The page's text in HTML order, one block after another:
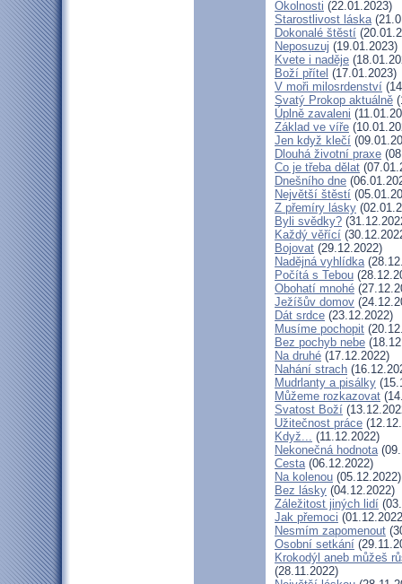
Okolnosti (22.01.2023)
Starostlivost láska
Dokonalé štěstí
Neposuzuj (19.01.2023)
Kvete i naděje
Boží přítel (17.01.2023)
V moři milosrdenství
Svatý Prokop aktuálně
Úplně zavaleni
Základ ve víře
Jen když klečí
Dlouhá životní praxe
Co je třeba dělat
Dnešního dne
Největší štěstí
Z přemíry lásky
Byli svědky?
Každý věřící
Bojovat (29.12.2022)
Nadějná vyhlídka
Počítá s Tebou
Obohatí mnohé
Ježíšův domov
Dát srdce (23.12.2022)
Musíme pochopit
Bez pochyb nebe
Na druhé (17.12.2022)
Nahání strach
Mudrlanty a pisálky
Můžeme rozkazovat
Svatost Boží
Užitečnost práce
Když... (11.12.2022)
Nekonečná hodnota
Cesta(06.12.2022)
Na kolenou (05.12.2022)
Bez lásky (04.12.2022)
Záležitost jiných lidí
Jak přemoci
Nesmím zapomenout
Osobní setkání
Krokodýl aneb můžeš
(28.11.2022)